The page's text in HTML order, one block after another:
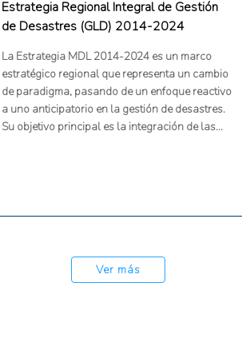
Estrategia Regional Integral de Gestión
de Desastres (GLD) 2014-2024
La Estrategia MDL 2014-2024 es un marco
estratégico regional que representa un cambio
de paradigma, pasando de un enfoque reactivo
a uno anticipatorio en la gestión de desastres.
Su objetivo principal es la integración de las
peligros y todas las fases del ciclo de
Ver más